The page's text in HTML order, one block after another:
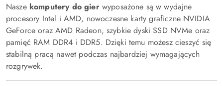
Nasze komputery do gierwyposażone są w wydajne
procesory Intel i AMD, nowoczesne karty graficzne NVIDIA
GeForce oraz AMD Radeon, szybkie dyski SSD NVMe oraz
pamięć RAM DDR4 i DDR5. Dzięki temu możesz cieszyć się
stabilną pracą nawet podczas najbardziej wymagających
rozgrywek.